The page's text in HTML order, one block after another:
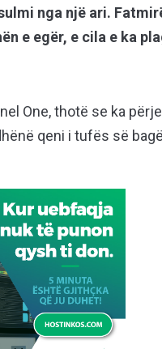
nga një ari.
e egër, e cila e ka
One, thotë se ka
qeni i tufës së